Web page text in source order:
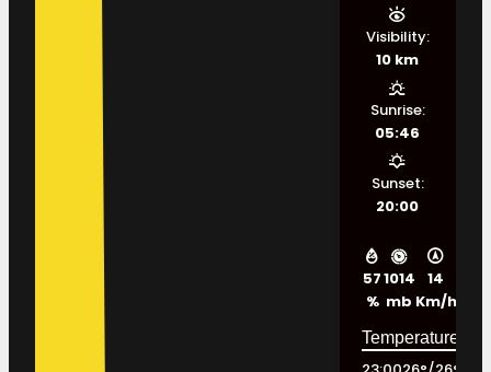
57
%
1014
mb
14
Km/h
Visibility:
10 km
Sunrise:
05:46
Sunset:
20:00